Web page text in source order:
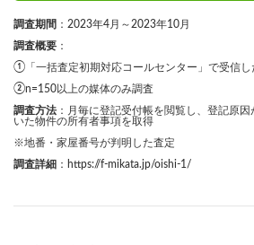
調査期間 ：2023年4月～2023年10月
調査概要 ：
①「一括査定初期対応コールセンター」で受信し
②n=150以上の媒体のみ調査
調査方法 ：月毎に登記受付帳を閲覧し、登記原
いた物件の所有者事項を取得
※地番・家屋番号が判明した査定
調査詳細 ： https://f-mikata.jp/oishi-1/